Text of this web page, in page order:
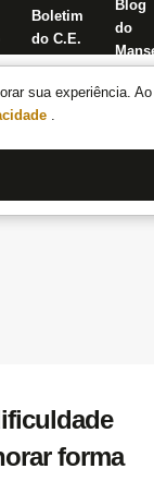
sua experiência.
.
Boletim
do C.E.
Blog
do
forma